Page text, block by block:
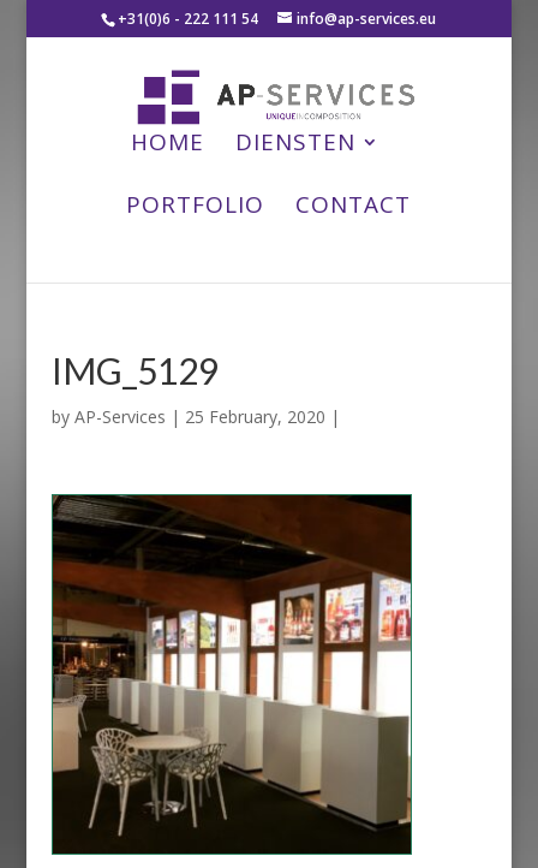
+31(0)6 - 222 111 54 info@ap-services.eu
HOME
DIENSTEN
PORTFOLIO
CONTACT
IMG_5129
by AP-Services | 25 February, 2020 |